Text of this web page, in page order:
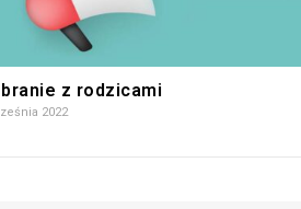
z rodzicami
2022